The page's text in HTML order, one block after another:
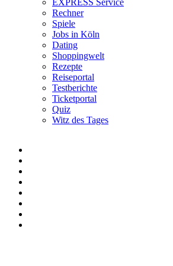
EXPRESS Service
Rechner
Spiele
Jobs in Köln
Dating
Shoppingwelt
Rezepte
Reiseportal
Testberichte
Ticketportal
Quiz
Witz des Tages